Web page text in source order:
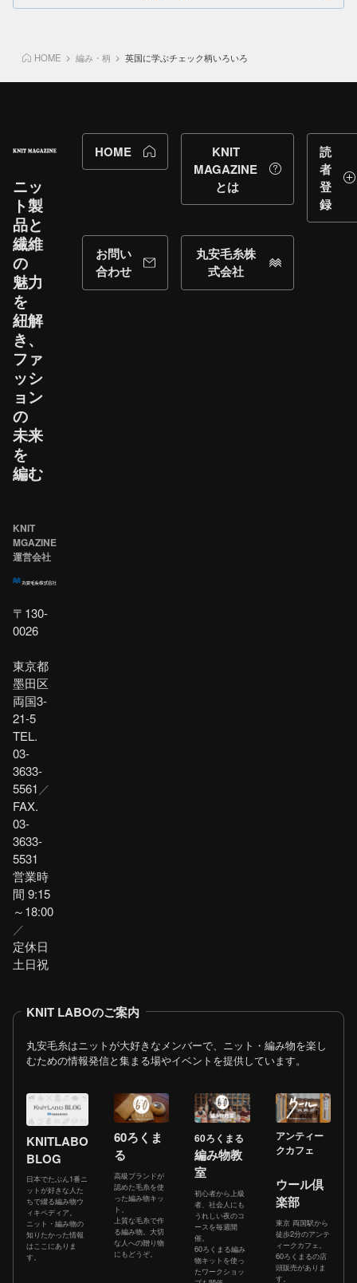
HOME 編み・柄 英国に学ぶチェック柄いろいろ
ニッ
ト製
品と​
繊維
の​
魅力
を​
紐解
き、​
ファ
ッシ
ョン
の​
未来
を​
編む
HOME
KNIT
MAGAZINE
とは
読
者
登
録
お問い
合わせ
丸安毛糸株
式会社
KNIT
MGAZINE
運営会社
〒130-
0026
東京都
墨田区
両国3-
21-5
TEL.
03-
3633-
5561 ／
FAX.
03-
3633-
5531
営業時
間 9:15
～18:00
／
定休日
土日祝
KNIT LABOのご案内
丸安毛糸はニットが大好きなメンバーで、ニット・編み物を楽し
むための情報発信と集まる場やイベントを提供しています。
KNITLABO
BLOG
日本でたぶん1番ニ
ットが好きな人た
ちで綴る編み物ウ
ィキペディア。
ニット・編み物の
知りたかった情報
はここにありま
す。
60ろくま
る
高級ブランドが
認めた毛糸を使
った編み物キッ
ト。
上質な毛糸で作
る編み物。大切
な人への贈り物
にもどうぞ。
60ろくまる
編み物教
室
初心者から上級
者、社会人にも
うれしい夜のコ
ースを毎週開
催。
60ろくまる編み
物キットを使っ
たワークショッ
アンティー
クカフェ
ウール倶
楽部
東京 両国駅から
徒歩2分のアンテ
ィークカフェ。
60ろくまるの店
頭販売がありま
す。